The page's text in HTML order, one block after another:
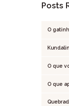
Posts
O
O que
O que